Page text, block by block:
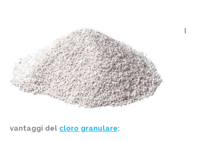
I
vantaggi del cloro granulare: